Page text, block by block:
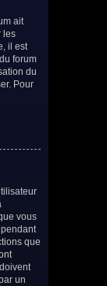
ait
les
il est
forum
du
Pour
vous
que
un